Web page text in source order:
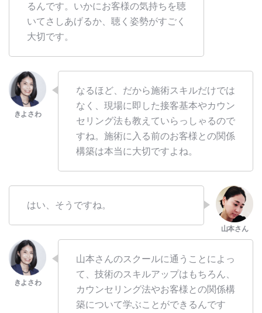
るんです。いかにお客様の気持ちを聴
いてさしあげるか、聴く姿勢がすごく
大切です。
なるほど、だから施術スキルだけでは
なく、現場に即した接客基本やカウン
セリング法も教えていらっしゃるので
すね。施術に入る前のお客様との関係
構築は本当に大切ですよね。
はい、そうですね。
山本さんのスクールに通うことによっ
て、技術のスキルアップはもちろん、
カウンセリング法やお客様との関係構
築について学ぶことができるんです